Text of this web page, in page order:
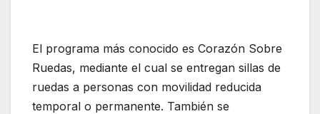
El programa más conocido es Corazón Sobre
Ruedas, mediante el cual se entregan sillas de
ruedas a personas con movilidad reducida
temporal o permanente. También se